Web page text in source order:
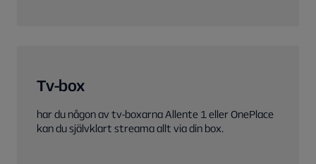
Tv-box
har du någon av tv-boxarna Allente 1 eller OnePlace
kan du självklart streama allt via din box.